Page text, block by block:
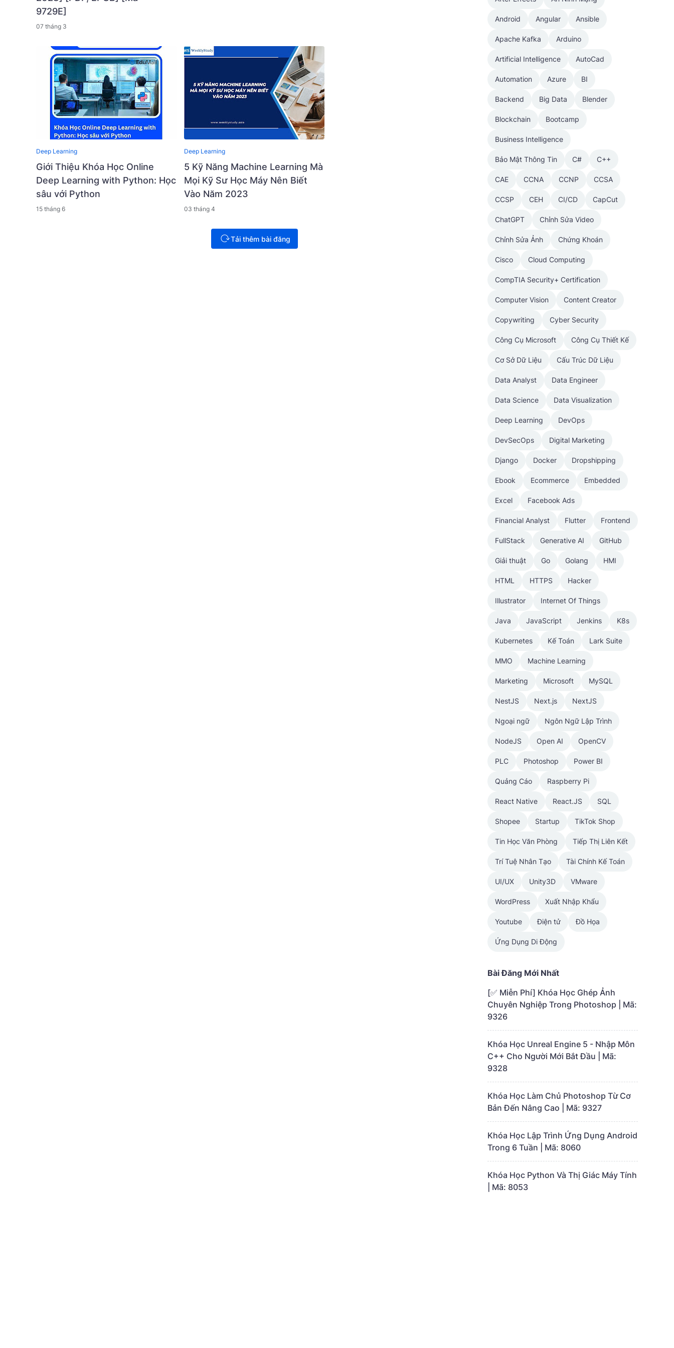
9729E]
07 tháng 3
Deep Learning
Giới Thiệu Khóa Học Online
Deep Learning with Python: Học
sâu với Python
15 tháng 6
Deep Learning
5 Kỹ Năng Machine Learning Mà
Mọi Kỹ Sư Học Máy Nên Biết
Vào Năm 2023
03 tháng 4
Tải thêm bài đăng
Android Angular Ansible
Apache Kafka Arduino
Artificial Intelligence AutoCad
Automation Azure BI
Backend Big Data Blender
Blockchain Bootcamp
Business Intelligence
Bảo Mật Thông Tin C# C++
CAE CCNA CCNP CCSA
CCSP CEH CI/CD CapCut
ChatGPT Chỉnh Sửa Video
Chỉnh Sửa Ảnh Chứng Khoán
Cisco Cloud Computing
CompTIA Security+ Certification
Computer Vision Content Creator
Copywriting Cyber Security
Công Cụ Microsoft Công Cụ Thiết Kế
Cơ Sở Dữ Liệu Cấu Trúc Dữ Liệu
Data Analyst Data Engineer
Data Science Data Visualization
Deep Learning DevOps
DevSecOps Digital Marketing
Django Docker Dropshipping
Ebook Ecommerce Embedded
Excel Facebook Ads
Financial Analyst Flutter Frontend
FullStack Generative AI GitHub
Giải thuật Go Golang HMI
HTML HTTPS Hacker
Illustrator Internet Of Things
Java JavaScript Jenkins K8s
Kubernetes Kế Toán Lark Suite
MMO Machine Learning
Marketing Microsoft MySQL
NestJS Next.js NextJS
Ngoại ngữ Ngôn Ngữ Lập Trình
NodeJS Open AI OpenCV
PLC Photoshop Power BI
Quảng Cáo Raspberry Pi
React Native React.JS SQL
Shopee Startup TikTok Shop
Tin Học Văn Phòng Tiếp Thị Liên Kết
Trí Tuệ Nhân Tạo Tài Chính Kế Toán
UI/UX Unity3D VMware
WordPress Xuất Nhập Khẩu
Youtube Điện tử Đồ Họa
Ứng Dụng Di Động
Bài Đăng Mới Nhất
[✅ Miễn Phí] Khóa Học Ghép Ảnh
Chuyên Nghiệp Trong Photoshop | Mã:
9326
Khóa Học Unreal Engine 5 - Nhập Môn
C++ Cho Người Mới Bắt Đầu | Mã:
9328
Khóa Học Làm Chủ Photoshop Từ Cơ
Bản Đến Nâng Cao | Mã: 9327
Khóa Học Lập Trình Ứng Dụng Android
Trong 6 Tuần | Mã: 8060
Khóa Học Python Và Thị Giác Máy Tính
| Mã: 8053